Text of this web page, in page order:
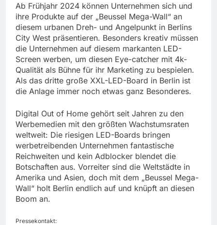
Ab Frühjahr 2024 können Unternehmen sich und
ihre Produkte auf der „Beussel Mega-Wall“ an
diesem urbanen Dreh- und Angelpunkt in Berlins
City West präsentieren. Besonders kreativ müssen
die Unternehmen auf diesem markanten LED-
Screen werben, um diesen Eye-catcher mit 4k-
Qualität als Bühne für ihr Marketing zu bespielen.
Als das dritte große XXL-LED-Board in Berlin ist
die Anlage immer noch etwas ganz Besonderes.
Digital Out of Home gehört seit Jahren zu den
Werbemedien mit den größten Wachstumsraten
weltweit: Die riesigen LED-Boards bringen
werbetreibenden Unternehmen fantastische
Reichweiten und kein Adblocker blendet die
Botschaften aus. Vorreiter sind die Weltstädte in
Amerika und Asien, doch mit dem „Beussel Mega-
Wall“ holt Berlin endlich auf und knüpft an diesen
Boom an.
Pressekontakt: